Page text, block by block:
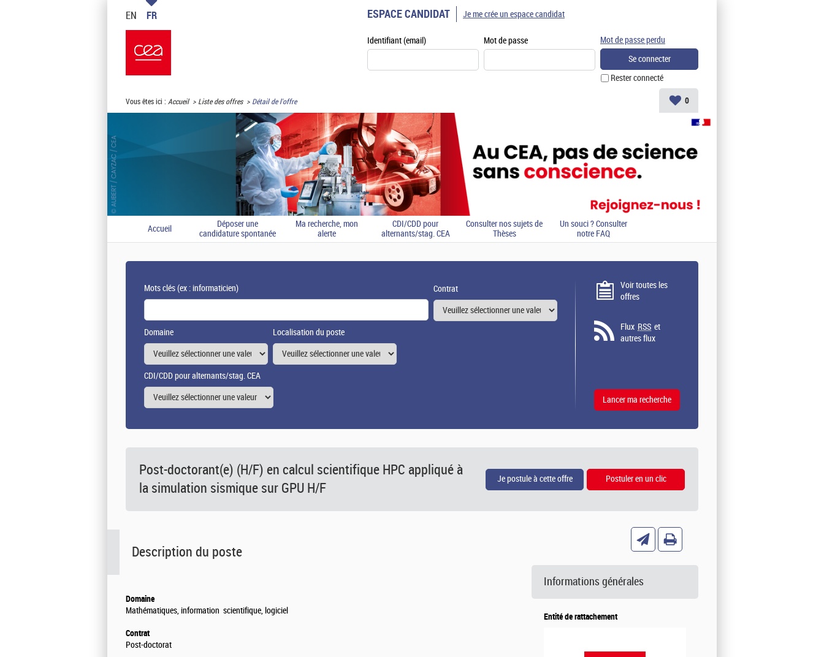
EN FR ESPACE CANDIDAT
Identifiant (email) Mot de passe
Rester connecté
Mot de passe perdu
Je me crée un espace candidat
Vous êtes ici : Accueil Liste des offres Détail de l'offre 0
Accueil
Déposer une
candidature spontanée
Ma recherche, mon
alerte
CDI/CDD pour
alternants/stag. CEA
Consulter nos sujets de
Thèses
Un souci ? Consulter
notre FAQ
Mots clés(ex : informaticien) Contrat
Domaine Localisation du poste
CDI/CDD pour alternants/stag. CEA
Voir toutes les
offres
Flux RSS et
autres flux
Post-doctorant(e) (H/F) en calcul scientifique HPC appliqué à
la simulation sismique sur GPU H/F
Description du poste
Domaine
Mathématiques, information scientifique, logiciel
Contrat
Post-doctorat
Informations générales
Entité de rattachement